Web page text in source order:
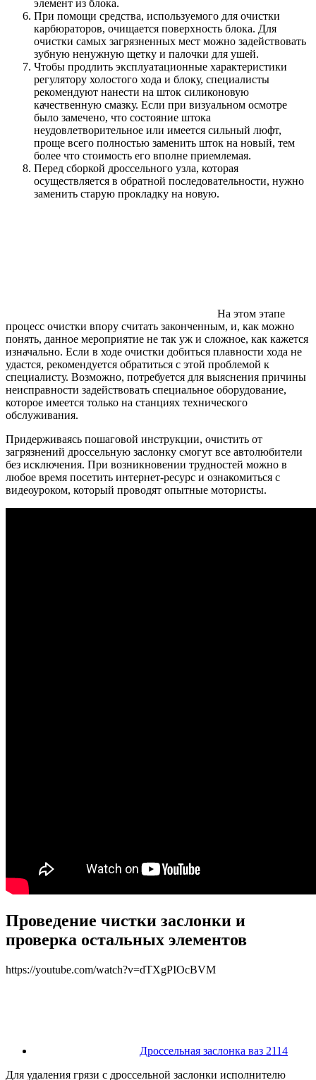
элемент из блока.
При помощи средства, используемого для очистки
карбюраторов, очищается поверхность блока. Для
очистки самых загрязненных мест можно задействовать
зубную ненужную щетку и палочки для ушей.
Чтобы продлить эксплуатационные характеристики
регулятору холостого хода и блоку, специалисты
рекомендуют нанести на шток силиконовую
качественную смазку. Если при визуальном осмотре
было замечено, что состояние штока
неудовлетворительное или имеется сильный люфт,
проще всего полностью заменить шток на новый, тем
более что стоимость его вполне приемлемая.
Перед сборкой дроссельного узла, которая
осуществляется в обратной последовательности, нужно
заменить старую прокладку на новую.
На этом этапе
процесс очистки впору считать законченным, и, как можно
понять, данное мероприятие не так уж и сложное, как кажется
изначально. Если в ходе очистки добиться плавности хода не
удастся, рекомендуется обратиться с этой проблемой к
специалисту. Возможно, потребуется для выяснения причины
неисправности задействовать специальное оборудование,
которое имеется только на станциях технического
обслуживания.
Придерживаясь пошаговой инструкции, очистить от
загрязнений дроссельную заслонку смогут все автолюбители
без исключения. При возникновении трудностей можно в
любое время посетить интернет-ресурс и ознакомиться с
видеоуроком, который проводят опытные мотористы.
Проведение чистки заслонки и
проверка остальных элементов
https://youtube.com/watch?v=dTXgPIOcBVM
Дроссельная заслонка ваз 2114
Для удаления грязи с дроссельной заслонки исполнителю